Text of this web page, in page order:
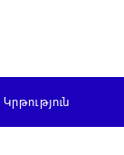
Կրթություն